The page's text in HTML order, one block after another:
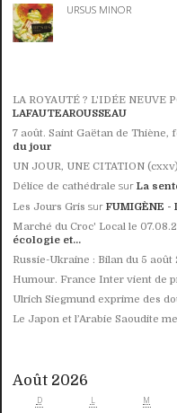
URSUS MINOR
LA ROYAUTÉ ? L'IDÉE NEUVE
LAFAUTEAROUSSEAU
7 août. Saint Gaëtan de Thiène,
du jour
UN JOUR, UNE CITATION (cxxv)
Délice de cathédrale surLa
Les Jours Gris surFUMIGÈNE
Marché du Croc' Local le
écologie et...
Russie-Ukraine : Bilan du 5 août
Humour. France Inter vient de
Ulrich Siegmund exprime des
Le Japon et l’Arabie Saoudite
Août 2026
D L M